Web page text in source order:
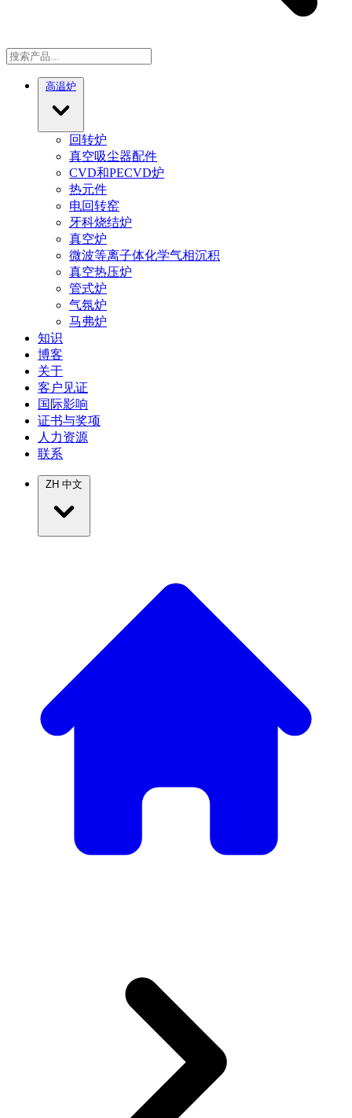
高温炉
回转炉
真空吸尘器配件
CVD和PECVD炉
热元件
电回转窑
牙科烧结炉
真空炉
微波等离子体化学气相沉积
真空热压炉
管式炉
气氛炉
马弗炉
知识
博客
关于
客户见证
国际影响
证书与奖项
人力资源
联系
ZH 中文